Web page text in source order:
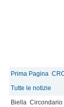
Prima Pagina
Tutte le notizie
Biella Circondario